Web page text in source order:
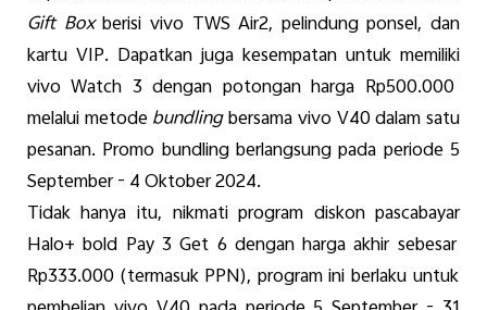
Gift Box berisi vivo TWS Air2, pelindung ponsel, dan
kartuVIP. Dapatkanjugakesempatan untuk memiliki
vivo Watch 3dengan potongan harga Rp500.000
melaluimetodebundlingbersamavivo V40dalamsatu
pesanan. Promo bundling berlangsung pada periode5
September - 4 Oktober 2024.
Tidakhanya itu, nikmatiprogram diskon pascabayar
Halo+ bold Pay 3 Get 6 dengan harga akhir sebesar
Rp333.000 (termasukPPN), programini berlaku untuk